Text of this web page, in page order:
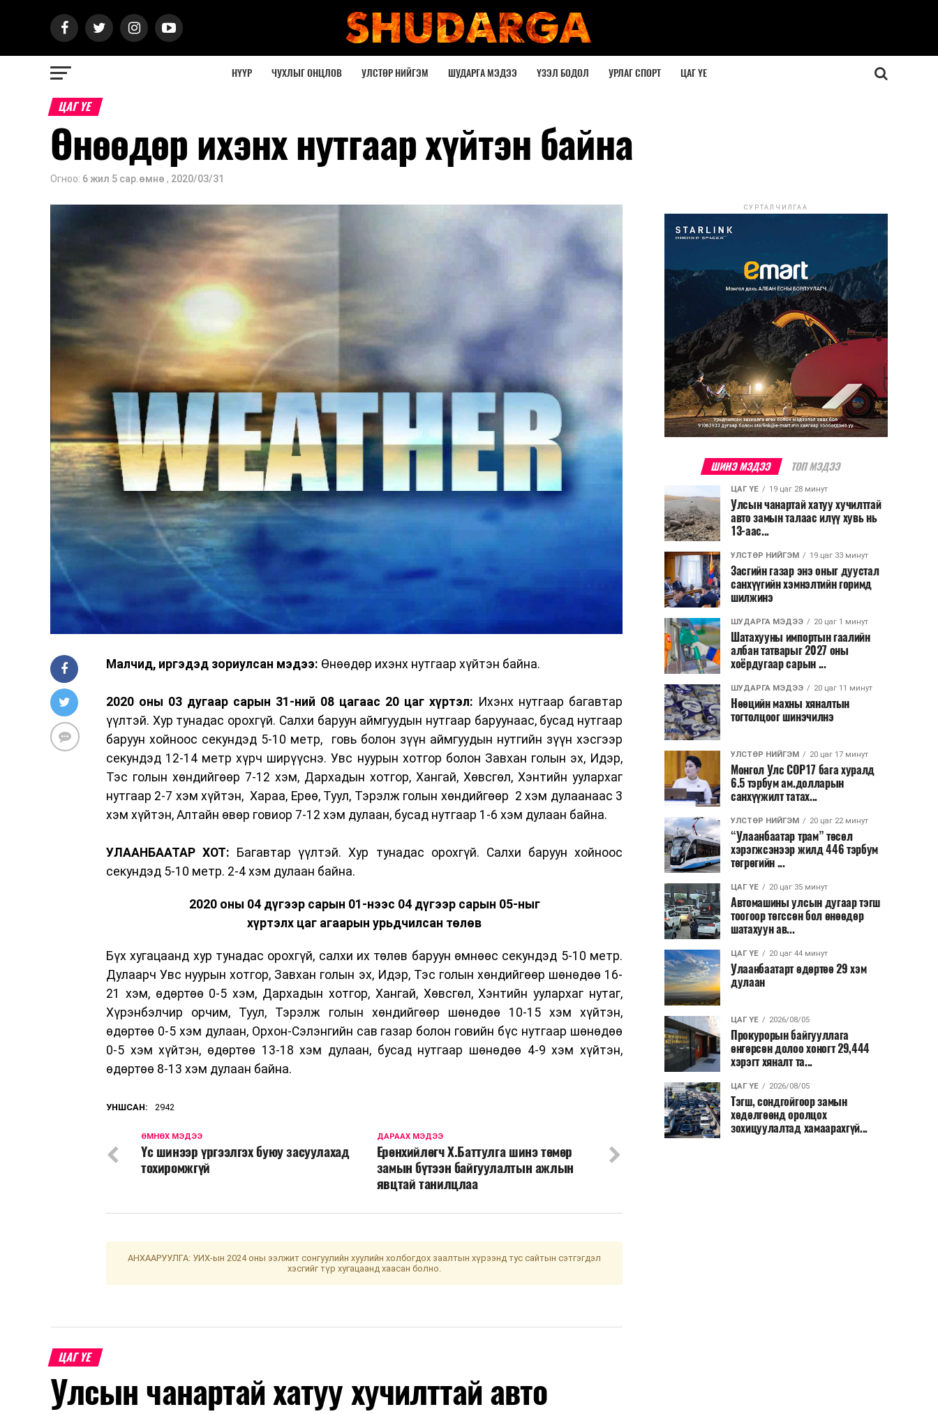
НҮҮР ЧУХЛЫГ ОНЦЛОВ УЛСТӨР НИЙГЭМ ШУДАРГА МЭДЭЭ ҮЗЭЛ БОДОЛ УРЛАГ СПОРТ ЦАГ ҮЕ
ЦАГ ҮЕ
Өнөөдөр ихэнх нутгаар хүйтэн байна
Огноо: 6 жил 5 сар.өмнө , 2020/03/31
Малчид, иргэдэд зориулсан мэдээ: Өнөөдөр ихэнх нутгаар хүйтэн байна.
2020 оны 03 дугаар сарын 31-ний 08 цагаас 20 цаг хүртэл: Ихэнх нутгаар багавтар
үүлтэй. Хур тунадас орохгүй. Салхи баруун аймгуудын нутгаар баруунаас, бусад нутгаар
баруун хойноос секундэд 5-10 метр, говь болон зүүн аймгуудын нутгийн зүүн хэсгээр
секундэд 12-14 метр хүрч ширүүснэ. Увс нуурын хотгор болон Завхан голын эх, Идэр,
Тэс голын хөндийгөөр 7-12 хэм, Дархадын хотгор, Хангай, Хөвсгөл, Хэнтийн уулархаг
нутгаар 2-7 хэм хүйтэн, Хараа, Ерөө, Туул, Тэрэлж голын хөндийгөөр 2 хэм дулаанаас 3
хэм хүйтэн, Алтайн өвөр говиор 7-12 хэм дулаан, бусад нутгаар 1-6 хэм дулаан байна.
УЛААНБААТАР ХОТ: Багавтар үүлтэй. Хур тунадас орохгүй. Салхи баруун хойноос
секундэд 5-10 метр. 2-4 хэм дулаан байна.
2020 оны 04 дүгээр сарын 01-нээс 04 дүгээр сарын 05-ныг
хүртэлх цаг агаарын урьдчилсан төлөв
Бүх хугацаанд хур тунадас орохгүй, салхи их төлөв баруун өмнөөс секундэд 5-10 метр.
Дулаарч Увс нуурын хотгор, Завхан голын эх, Идэр, Тэс голын хөндийгөөр шөнөдөө 16-
21 хэм, өдөртөө 0-5 хэм, Дархадын хотгор, Хангай, Хөвсгөл, Хэнтийн уулархаг нутаг,
Хүрэнбэлчир орчим, Туул, Тэрэлж голын хөндийгөөр шөнөдөө 10-15 хэм хүйтэн,
өдөртөө 0-5 хэм дулаан, Орхон-Сэлэнгийн сав газар болон говийн бүс нутгаар шөнөдөө
0-5 хэм хүйтэн, өдөртөө 13-18 хэм дулаан, бусад нутгаар шөнөдөө 4-9 хэм хүйтэн,
өдөртөө 8-13 хэм дулаан байна.
УНШСАН: 2942
ДАРААХ МЭДЭЭ
Ерөнхийлөгч Х.Баттулга шинэ төмөр
замын бүтээн байгуулалтын ажлын
явцтай танилцлаа
ӨМНӨХ МЭДЭЭ
Үс шинээр үргээлгэх буюу засуулахад
тохиромжгүй
АНХААРУУЛГА: УИХ-ын 2024 оны ээлжит сонгуулийн хуулийн холбогдох заалтын хүрээнд тус сайтын сэтгэгдэл
хэсгийг түр хугацаанд хаасан болно.
ЦАГ ҮЕ
Улсын чанартай хатуу хучилттай авто
СУРТАЛЧИЛГАА
ШИНЭ МЭДЭЭ ТОП МЭДЭЭ
ЦАГ ҮЕ 19 цаг 28 минут
Улсын чанартай хатуу хучилттай
авто замын талаас илүү хувь нь
13-аас...
УЛСТӨР НИЙГЭМ 19 цаг 33 минут
Засгийн газар энэ оныг дуустал
санхүүгийн хэмнэлтийн горимд
шилжинэ
ШУДАРГА МЭДЭЭ 20 цаг 1 минут
Шатахууны импортын гаалийн
албан татварыг 2027 оны
хоёрдугаар сарын ...
ШУДАРГА МЭДЭЭ 20 цаг 11 минут
Нөөцийн махны хяналтын
тогтолцоог шинэчилнэ
УЛСТӨР НИЙГЭМ 20 цаг 17 минут
Монгол Улс COP17 бага хуралд
6.5 тэрбум ам.долларын
санхүүжилт татах...
УЛСТӨР НИЙГЭМ 20 цаг 22 минут
“Улаанбаатар трам” төсөл
хэрэгжсэнээр жилд 446 тэрбум
төгрөгийн ...
ЦАГ ҮЕ 20 цаг 35 минут
Автомашины улсын дугаар тэгш
тоогоор төгссөн бол өнөөдөр
шатахуун ав...
ЦАГ ҮЕ 20 цаг 44 минут
Улаанбаатарт өдөртөө 29 хэм
дулаан
ЦАГ ҮЕ 2026/08/05
Прокурорын байгууллага
өнгөрсөн долоо хоногт 29,444
хэрэгт хяналт та...
ЦАГ ҮЕ 2026/08/05
Тэгш, сондгойгоор замын
хөдөлгөөнд оролцох
зохицуулалтад хамаарахгүй...